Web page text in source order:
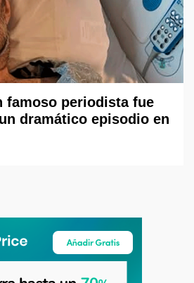
famoso periodista fue
dramático episodio en